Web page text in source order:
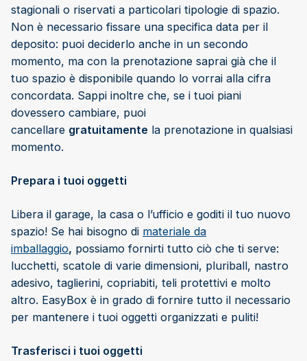
stagionali o riservati a particolari tipologie di spazio.
Non è necessario fissare una specifica data per il
deposito: puoi deciderlo anche in un secondo
momento, ma con la prenotazione saprai già che il
tuo spazio è disponibile quando lo vorrai alla cifra
concordata. Sappi inoltre che, se i tuoi piani
dovessero cambiare, puoi
cancellare gratuitamente la prenotazione in qualsiasi
momento.
Prepara i tuoi oggetti
Libera il garage, la casa o l’ufficio e goditi il tuo nuovo
spazio! Se hai bisogno di materiale da
imballaggio, possiamo fornirti tutto ciò che ti serve:
lucchetti, scatole di varie dimensioni, pluriball, nastro
adesivo, taglierini, copriabiti, teli protettivi e molto
altro. EasyBox è in grado di fornire tutto il necessario
per mantenere i tuoi oggetti organizzati e puliti!
Trasferisci i tuoi oggetti